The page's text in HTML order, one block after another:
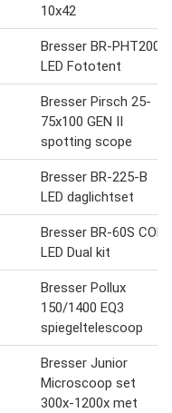
10x42
Bresser BR-PHT200
LED Fototent
Bresser Pirsch 25-
75x100 GEN II
spotting scope
Bresser BR-225-B
LED daglichtset
Bresser BR-60S COB
LED Dual kit
Bresser Pollux
150/1400 EQ3
spiegeltelescoop
Bresser Junior
Microscoop set
300x-1200x met